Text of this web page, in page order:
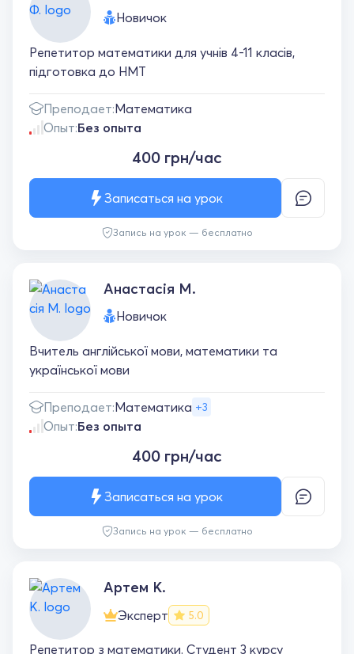
Новичок
Репетитор математики для учнів 4-11 класів,
підготовка до НМТ
Преподает:Математика
Опыт:Без опыта
400 грн/час
Запись на урок — бесплатно
Записаться на урок
Анастасія М.
Новичок
Вчитель англійської мови, математики та
української мови
Преподает:Математика +3
Опыт:Без опыта
400 грн/час
Запись на урок — бесплатно
Записаться на урок
Артем К.
Эксперт 5.0
Репетитор з математики. Студент 3 курсу